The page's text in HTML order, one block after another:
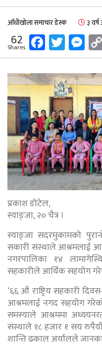
आँधीखोला समाचार डेस्क ३
62
Shares
प्रकाश डोटेल,
स्याङ्जा, २० चैत्र ।
स्याङ्जा सदरमुकामको
सकारी संस्थाले आश्रमलाई
नगरपालिका १४
सहकारीले आर्थिक सहयोग
‘६६ औं राष्ट्रिय सहकारी
आश्रमलाई नगद सहयोग
समस्याले आश्रममा
संस्थाले १८ हजार १ सय
शान्ति ढकाल अर्यालले